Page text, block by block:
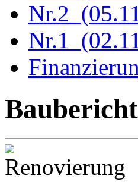
Nr.2
Nr.1